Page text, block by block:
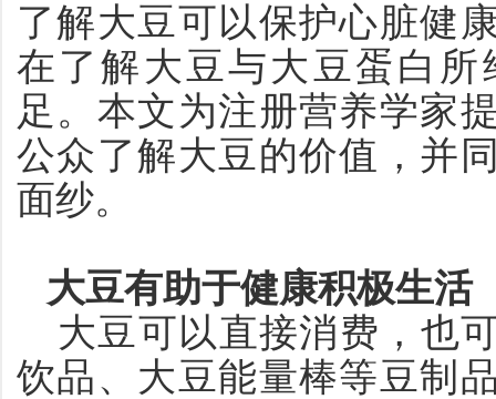
了解大豆可以保护心脏健
在了解大豆与大豆蛋白
足。本文为注册营养学家
公众了解大豆的价值，并
面纱。
大豆有助于健康积极生活
大豆可以直接消费，也
饮品、大豆能量棒等豆制